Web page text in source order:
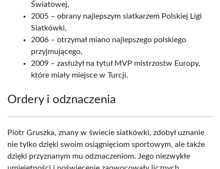
Światowej,
2005 – obrany najlepszym siatkarzem Polskiej Ligi
Siatkówki,
2006 – otrzymał miano najlepszego polskiego
przyjmującego,
2009 – zasłużył na tytuł MVP mistrzostw Europy,
które miały miejsce w Turcji.
Ordery i odznaczenia
Piotr Gruszka, znany w świecie siatkówki, zdobył uznanie
nie tylko dzięki swoim osiągnięciom sportowym, ale także
dzięki przyznanym mu odznaczeniom. Jego niezwykłe